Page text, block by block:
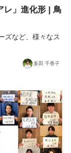
レ」進化形 | 鳥
ズなど、様々なス
多田 千香子